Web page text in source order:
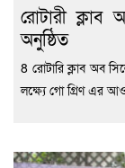
রোটারী ক্লাব
অনুষ্ঠিত
8 রোটারি ক্লাব অব
লক্ষ্যে গো গ্রিণ এর